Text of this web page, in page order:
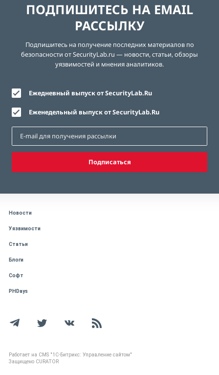
ПОДПИШИТЕСЬ НА EMAIL
РАССЫЛКУ
Подпишитесь на получение последних материалов по
безопасности от SecurityLab.ru — новости, статьи, обзоры
уязвимостей и мнения аналитиков.
Ежедневный выпуск от SecurityLab.Ru
Еженедельный выпуск от SecurityLab.Ru
Подписаться
Новости
Уязвимости
Статьи
Блоги
Софт
PHDays
Работает на CMS "1С-Битрикс: Управление сайтом"
Защищено CURATOR